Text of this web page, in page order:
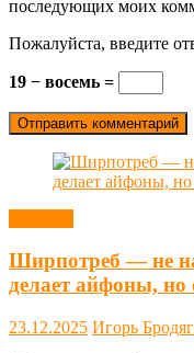
последующих моих
Пожалуйста, введите
19 − восемь =
Ширпотреб — не
делает айфоны, но
23.12.2025 Игорь